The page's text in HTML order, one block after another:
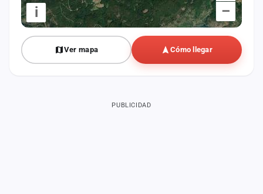
–
i
Ver mapa Cómo llegar
PUBLICIDAD